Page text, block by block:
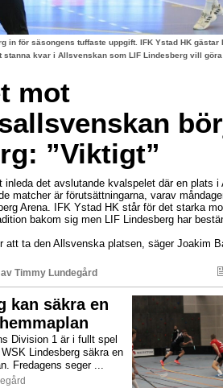
in för säsongens tuffaste uppgift. IFK Ystad HK gästar
stanna kvar i Allsvenskan som LIF Lindesberg vill
mot
”Viktigt”
inleda det avslutande kvalspelet där en plats i
matcher är förutsättningarna, varav
Arena. IFK Ystad HK står för det starka
bakom sig men LIF Lindesberg har
att ta den Allsvenska platsen, säger Joakim
Timmy Lundegård
kan säkra en
Division 1 är i fullt spel
Lindesberg säkra en
Fredagens seger ...